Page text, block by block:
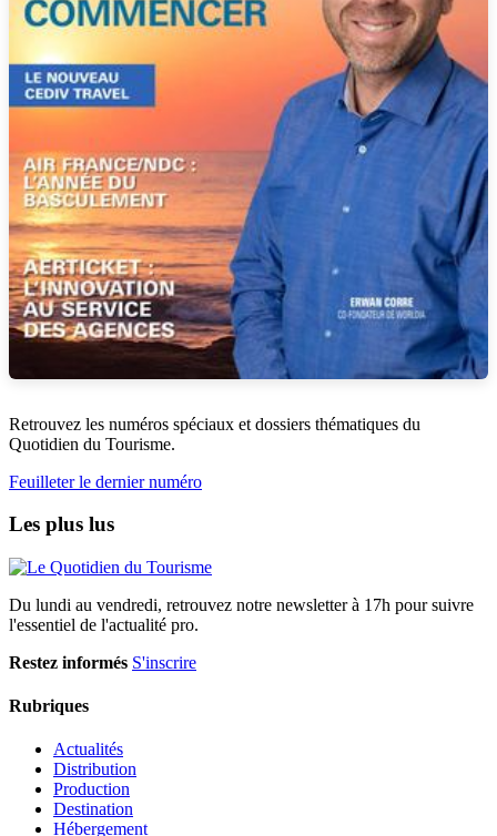
Retrouvez les numéros spéciaux et dossiers thématiques du
Quotidien du Tourisme.
Feuilleter le dernier numéro
Les plus lus
Du lundi au vendredi, retrouvez notre newsletter à 17h pour suivre
l'essentiel de l'actualité pro.
Restez informés S'inscrire
Rubriques
Actualités
Distribution
Production
Destination
Hébergement